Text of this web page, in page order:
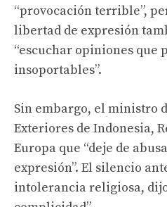
“provocación terrible”,
libertad de expresión
“escuchar opiniones que
insoportables”.
Sin embargo, el ministro
Exteriores de Indonesia,
Europa que “deje de
expresión”. El silencio
intolerancia religiosa,